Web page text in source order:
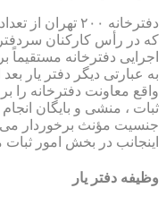
دفترخانه ۲۰۰
که در رأس کارکنان
اجرایی دفترخانه مستقیماً
به عبارتی دیگر دفتر یار
واقع معاونت دفترخانه را
ثبات ، منشی و بایگان
جنسیت مؤنث برخوردار
اینجانب در بخش امور
وظیفه دفتر یار